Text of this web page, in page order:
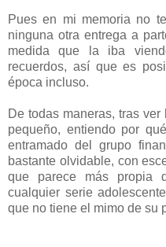
Pues en mi memoria no
ninguna otra entrega a
medida que la iba
recuerdos, así que es
época incluso.
De todas maneras, tras
pequeño, entiendo por
entramado del grupo
bastante olvidable, con
que parece más propia
cualquier serie
que no tiene el mimo de su